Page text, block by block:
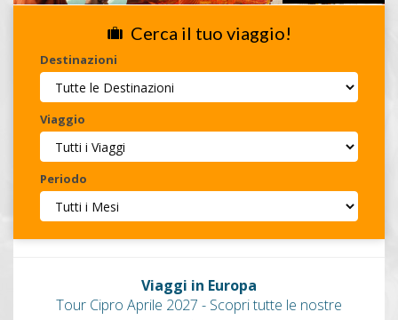
Cerca il tuo viaggio!
Destinazioni
Viaggio
Periodo
Viaggi in Europa
Tour Cipro Aprile 2027 - Scopri tutte le nostre